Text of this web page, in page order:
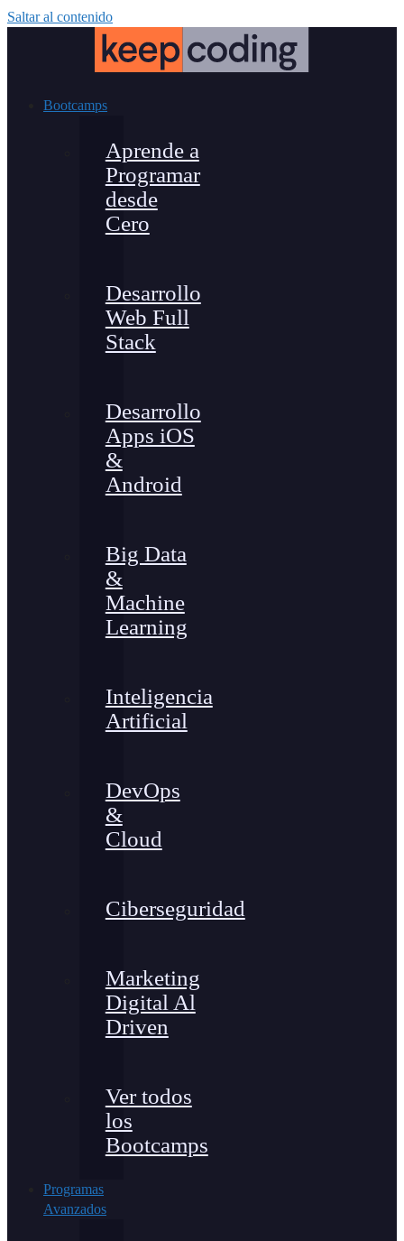
Saltar al contenido
Bootcamps
Aprende a
Programar
desde
Cero
Desarrollo
Web Full
Stack
Desarrollo
Apps iOS
&
Android
Big Data
&
Machine
Learning
Inteligencia
Artificial
DevOps
&
Cloud
Ciberseguridad
Marketing
Digital Al
Driven
Ver todos
los
Bootcamps
Programas
Avanzados